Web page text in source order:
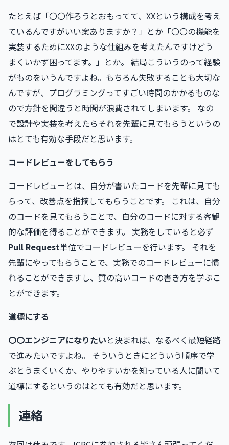
たとえば「〇〇作ろうとおもってて、XXという構成を考え
ているんですがいい案ありますか？」とか「〇〇の機能を
実装するためにXXのような仕組みを考えたんですけどう
まくいかず困ってます。」とか。 結局こういうのって経験
がものをいうんですよね。もちろん失敗することも大切な
んですが、プログラミングってすごい時間のかかるものな
ので方針を間違うと時間が浪費されてしまいます。 なの
で設計や実装を考えたらそれを先輩に見てもらうというの
はとても有効な手段だと思います。
コードレビューをしてもらう
コードレビューとは、自分が書いたコードを先輩に見ても
らって、改善点を指摘してもらうことです。 これは、自分
のコードを見てもらうことで、自分のコードに対する客観
的な評価を得ることができます。 実務をしていると必ず
Pull Request単位でコードレビューを行います。 それを
先輩にやってもらうことで、実務でのコードレビューに慣
れることができますし、質の高いコードの書き方を学ぶこ
とができます。
道標にする
〇〇エンジニアになりたいと決まれば、なるべく最短経路
で進みたいですよね。 そういうときにどういう順序で学
ぶとうまくいくか、やりやすいかを知っている人に聞いて
道標にするというのはとても有効だと思います。
連絡